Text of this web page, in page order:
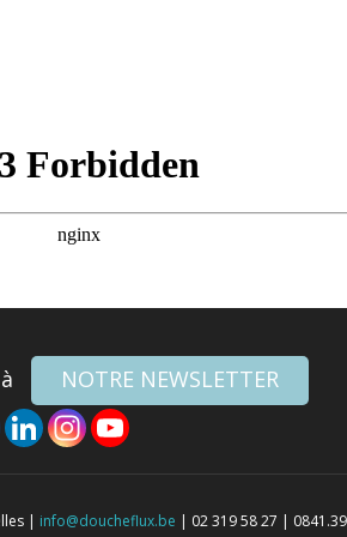
NOTRE NEWSLETTER
| info@doucheflux.be | 02 319 58 27 |